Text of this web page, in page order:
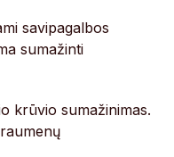
savipagalbos
sumažinti
krūvio sumažinimas.